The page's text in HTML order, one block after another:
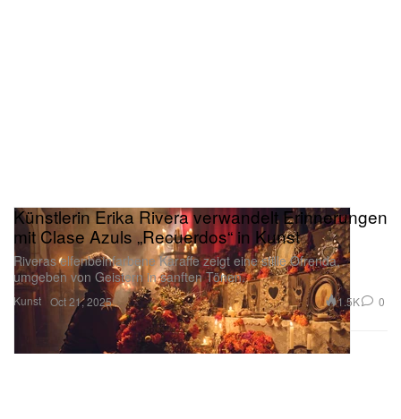
Kunst
Künstlerin Erika Rivera verwandelt Erinnerungen
mit Clase Azuls „Recuerdos“ in Kunst
Riveras elfenbeinfarbene Karaffe zeigt eine stille Ofrenda,
umgeben von Geistern in sanften Tönen.
Oct 21, 2025 1.5K 0